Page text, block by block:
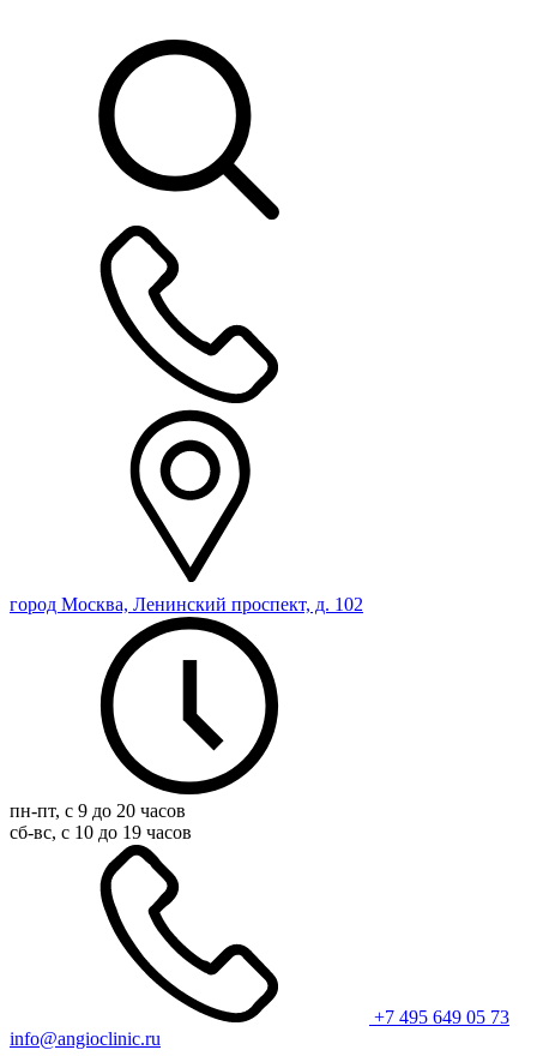
город Москва, Ленинский проспект, д. 102
пн-пт, с 9 до 20 часов
сб-вс, с 10 до 19 часов
+7 495 649 05 73
info@angioclinic.ru